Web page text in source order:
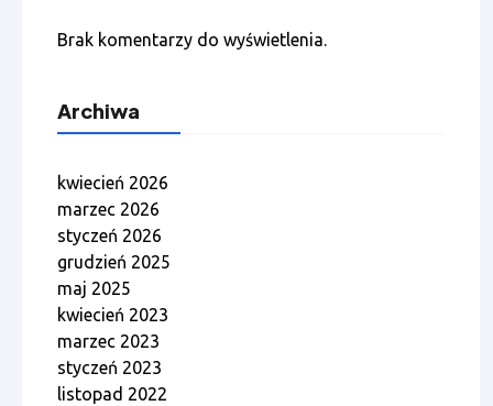
Brak komentarzy do wyświetlenia.
Archiwa
kwiecień 2026
marzec 2026
styczeń 2026
grudzień 2025
maj 2025
kwiecień 2023
marzec 2023
styczeń 2023
listopad 2022